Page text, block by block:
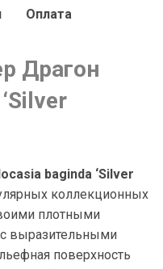
Оплата
Драгон
baginda ‘Silver
коллекционных
плотными
выразительными
поверхность